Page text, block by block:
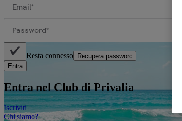
Email*
Password*
Resta connesso
Recupera password
Entra
Entra nel Club di Privalia
Iscriviti
Chi siamo?